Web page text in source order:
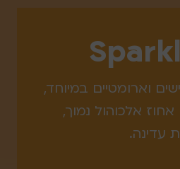
וארומטיים במיוחד,
אלכוהול נמוך,
עדינה.